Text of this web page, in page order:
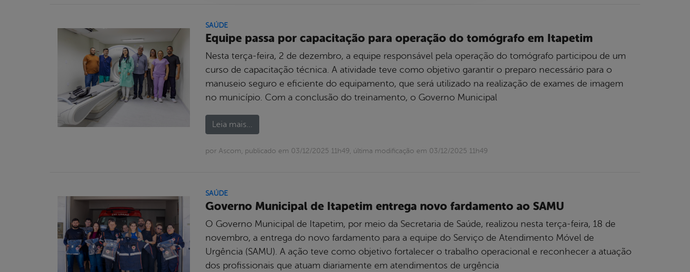
SAÚDE
Equipe passa por capacitação para operação do tomógrafo em Itapetim
Nesta terça-feira, 2 de dezembro, a equipe responsável pela operação do tomógrafo participou de um
curso de capacitação técnica. A atividade teve como objetivo garantir o preparo necessário para o
manuseio seguro e eficiente do equipamento, que será utilizado na realização de exames de imagem
no município. Com a conclusão do treinamento, o Governo Municipal
Leia mais...
por Ascom, publicado em 03/12/2025 11h49, última modificação em 03/12/2025 11h49
SAÚDE
Governo Municipal de Itapetim entrega novo fardamento ao SAMU
O Governo Municipal de Itapetim, por meio da Secretaria de Saúde, realizou nesta terça-feira, 18 de
novembro, a entrega do novo fardamento para a equipe do Serviço de Atendimento Móvel de
Urgência (SAMU). A ação teve como objetivo fortalecer o trabalho operacional e reconhecer a atuação
dos profissionais que atuam diariamente em atendimentos de urgência